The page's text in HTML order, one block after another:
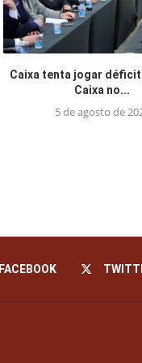
Caixa tenta jogar déficit
Caixa no...
5 de agosto de
FACEBOOK